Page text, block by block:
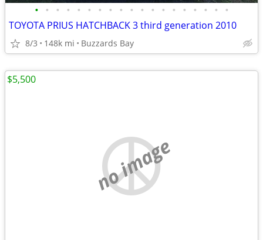
• • • • • • • • • • • • • • • • • • •
TOYOTA PRIUS HATCHBACK 3 third generation 2010
8/3 148k mi Buzzards Bay
no image
$5,500